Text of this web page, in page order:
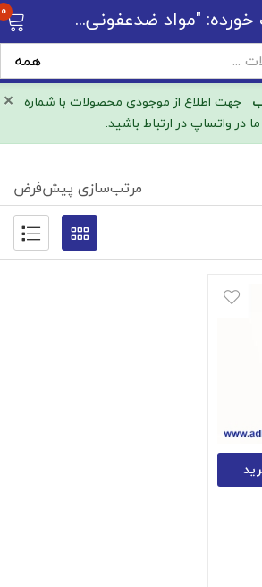
× اطلاع از موجودی محصولات با شماره
در واتساپ در ارتباط باشید.
برچسب خورده: "مواد ضدعفونی کننده" 0
مرتب‌سازی پیش‌فرض